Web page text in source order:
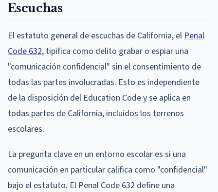
Escuchas
El estatuto general de escuchas de California, el Penal
Code 632, tipifica como delito grabar o espiar una
"comunicación confidencial" sin el consentimiento de
todas las partes involucradas. Esto es independiente
de la disposición del Education Code y se aplica en
todas partes de California, incluidos los terrenos
escolares.
La pregunta clave en un entorno escolar es si una
comunicación en particular califica como "confidencial"
bajo el estatuto. El Penal Code 632 define una